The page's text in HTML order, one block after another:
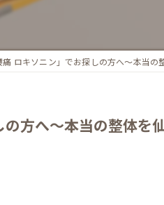
ロキソニン」でお探しの方へ〜本当
方へ〜本当の整体を